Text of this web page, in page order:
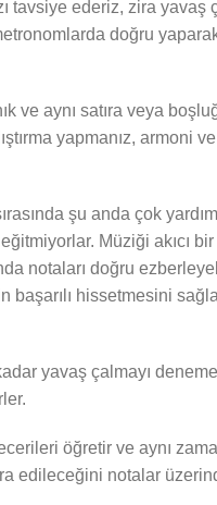
tavsiye ederiz, zira yavaş
doğru
aynı satıra veya
yapmanız, armoni
şu anda çok
Müziği akıcı
notaları doğru
başarılı hissetmesini
yavaş çalmayı
öğretir ve aynı
edileceğini notalar